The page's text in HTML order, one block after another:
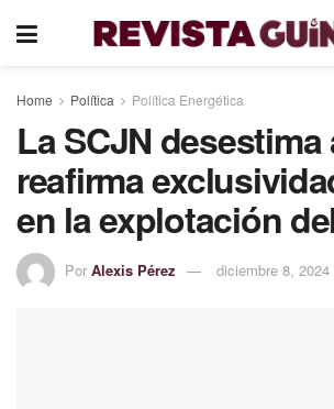
Home Política Política Energética
La SCJN
reafirma
en la explotación
Por Alexis Pérez diciembre 8, 2024